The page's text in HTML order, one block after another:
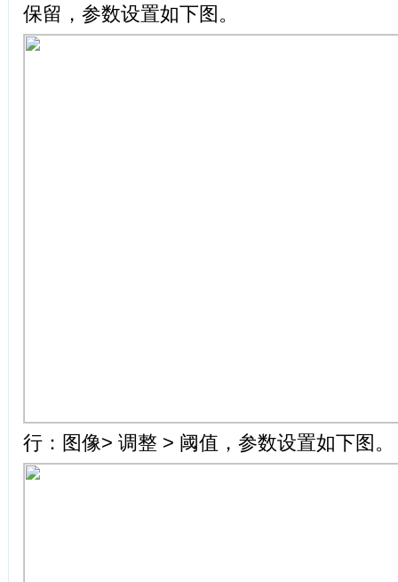
保留，参数设置如下图。
行：图像> 调整 > 阈值，参数设置如下图。